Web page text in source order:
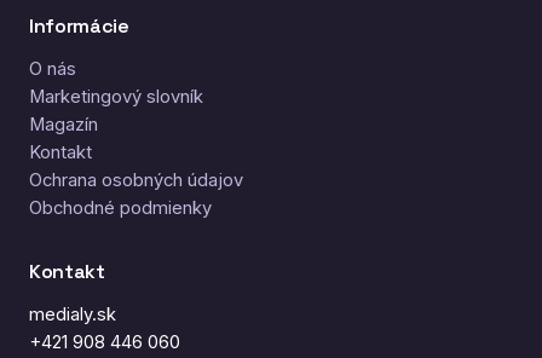
Informácie
O nás
Marketingový slovník
Magazín
Kontakt
Ochrana osobných údajov
Obchodné podmienky
Kontakt
medialy.sk
+421 908 446 060